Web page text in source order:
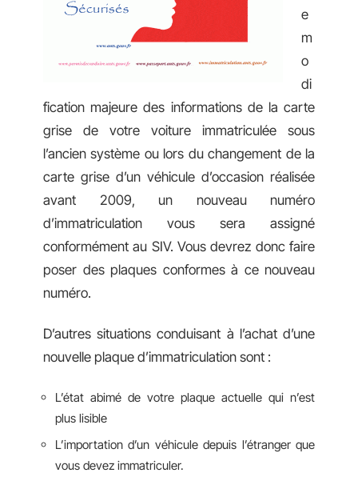
e
m
o
di
fication majeure des informations de la carte
grise de votre voiture immatriculée sous
l’ancien système ou lors du changement de la
carte grise d’un véhicule d’occasion réalisée
avant 2009, un nouveau numéro
d’immatriculation vous sera assigné
conformément au SIV. Vous devrez donc faire
poser des plaques conformes à ce nouveau
numéro.
D’autres situations conduisant à l’achat d’une
nouvelle plaque d’immatriculation sont :
L’état abimé de votre plaque actuelle qui n’est
plus lisible
L’importation d’un véhicule depuis l’étranger que
vous devez immatriculer.